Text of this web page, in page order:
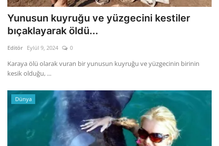
Yunusun kuyruğu ve yüzgecini kestiler
bıçaklayarak öldü...
Editör Eylül 9, 2024 0
Karaya ölü olarak vuran bir yunusun kuyruğu ve yüzgecinin birinin
kesik olduğu, ...
Dünya